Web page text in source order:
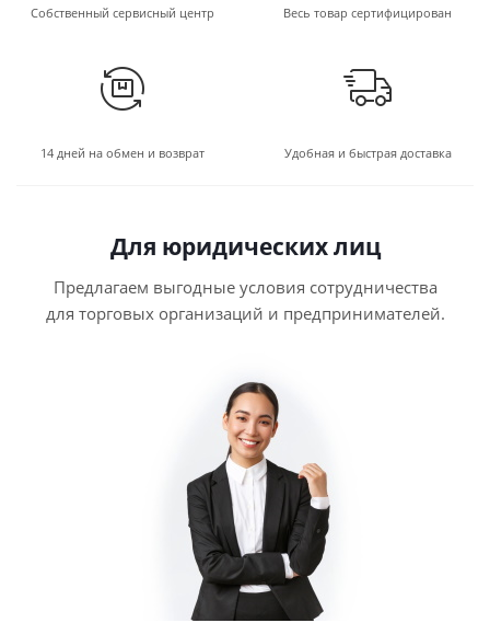
Собственный сервисный центр Весь товар сертифицирован
14 дней на обмен и возврат Удобная и быстрая доставка
Для юридических лиц
Предлагаем выгодные условия сотрудничества
для торговых организаций и предпринимателей.